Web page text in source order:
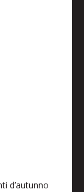
d’autunno